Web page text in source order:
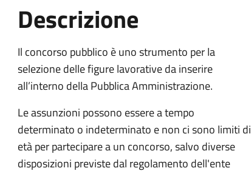
Descrizione
Il concorso pubblico è uno strumento per la
selezione delle figure lavorative da inserire
all’interno della Pubblica Amministrazione.
Le assunzioni possono essere a tempo
determinato o indeterminato e non ci sono limiti di
età per partecipare a un concorso, salvo diverse
disposizioni previste dal regolamento dell'ente